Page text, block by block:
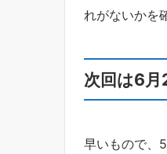
れがないかを
次回は6月
早いもので、